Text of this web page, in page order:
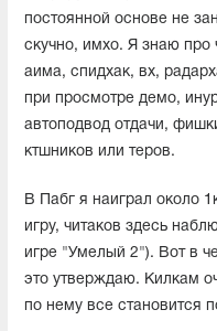
постоянной основе не
скучно, имхо. Я знаю про
аима, спидхак, вх,
при просмотре демо,
автоподвод отдачи,
ктшников или теров.
В Пабг я наиграл около
игру, читаков здесь
игре "Умелый 2"). Вот в
это утверждаю. Килкам
по нему все становится